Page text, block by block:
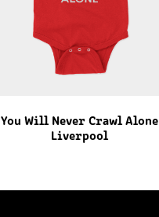
You Will Never Crawl Alone
Liverpool